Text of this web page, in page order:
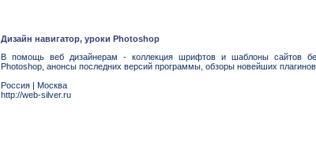
Дизайн навигатор, уроки Photoshop
В помощь веб дизайнерам - коллекция шрифтов и шаблоны сайтов
Photoshop, анонсы последних версий программы, обзоры новейших
Россия | Москва
http://web-silver.ru